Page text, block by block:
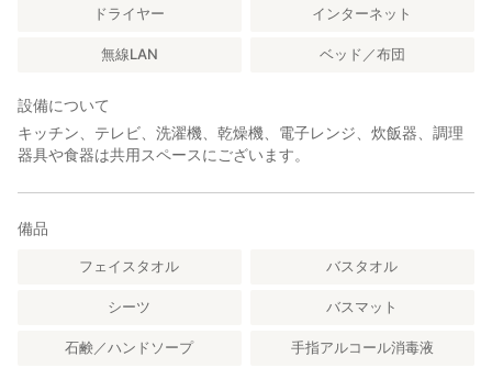
ドライヤー インターネット
無線LAN ベッド／布団
設備について
キッチン、テレビ、洗濯機、乾燥機、電子レンジ、炊飯器、調理
器具や食器は共用スペースにございます。
備品
フェイスタオル バスタオル
シーツ バスマット
石鹸／ハンドソープ 手指アルコール消毒液